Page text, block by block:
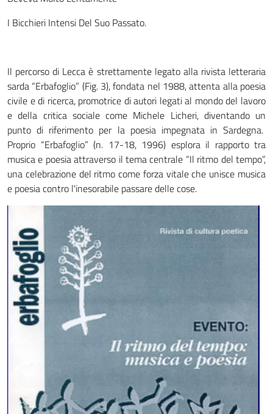
I Bicchieri Intensi Del Suo Passato.
Il percorso di Lecca è strettamente legato alla rivista letteraria
sarda “Erbafoglio” (Fig. 3), fondata nel 1988, attenta alla poesia
civile e di ricerca, promotrice di autori legati al mondo del lavoro
e della critica sociale come Michele Licheri, diventando un
punto di riferimento per la poesia impegnata in Sardegna.
Proprio “Erbafoglio” (n. 17-18, 1996) esplora il rapporto tra
musica e poesia attraverso il tema centrale “Il ritmo del tempo”,
una celebrazione del ritmo come forza vitale che unisce musica
e poesia contro l'inesorabile passare delle cose.